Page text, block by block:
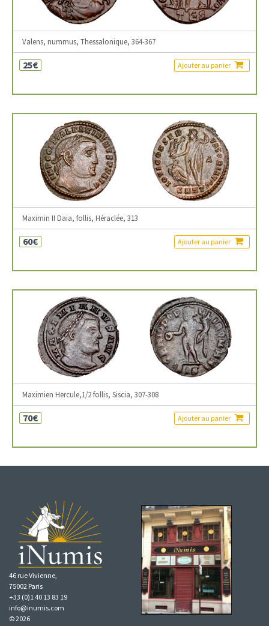
Valens, nummus, Thessalonique, 364-367
25€ Ajouter au panier
Maximin II Daia, follis, Héraclée, 313
60€ Ajouter au panier
Maximien Hercule,1/2 follis, Siscia, 307-308
70€ Ajouter au panier
46 rue Vivienne,
75002 Paris
+33 (0)1 40 13 83 19
info@inumis.com
© 2026